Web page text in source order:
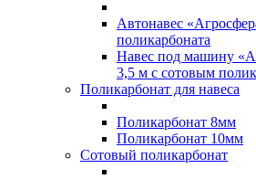
Автонавес
поликарбоната
Навес под машину
3,5 м с сотовым
Поликарбонат для навеса
Поликарбонат 8мм
Поликарбонат 10мм
Сотовый поликарбонат